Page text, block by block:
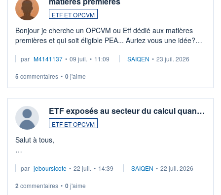
ETF ET OPCVM
Bonjour je cherche un OPCVM ou Etf dédié aux matières
premières et qui soit éligible PEA... Auriez vous une idée?
par M4141137 • 09 juil. • 11:09 SAIQEN • 23 juil. 2026
5 commentaires • 0j'aime
ETF exposés au secteur du calcul quan…
ETF ET OPCVM
Salut à tous,
via un ETF plutôt que des actions individuelles.
Idéalement, je voudrais qu'il soit éligible au PEA.
par jeboursicote • 22 juil. • 14:39 SAIQEN • 22 juil. 2026
2 commentaires • 0j'aime